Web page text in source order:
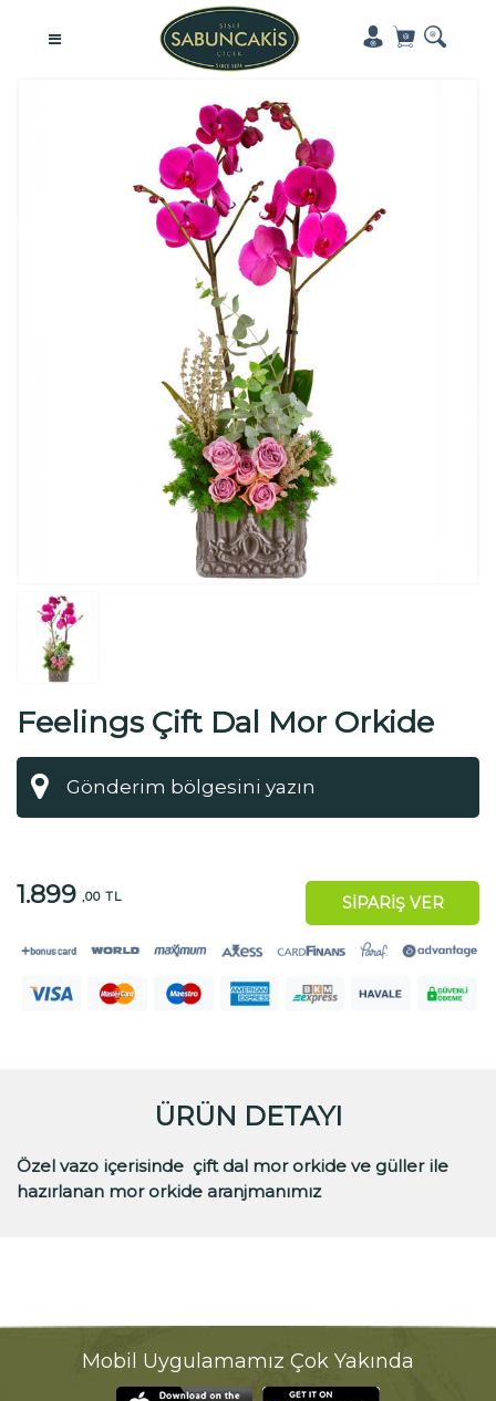
Feelings Çift Dal Mor Orkide
1.899 ,00 TL SİPARİŞ VER
ÜRÜN DETAYI
Özel vazo içerisinde çift dal mor orkide ve güller ile
hazırlanan mor orkide aranjmanımız
Mobil Uygulamamız Çok Yakında